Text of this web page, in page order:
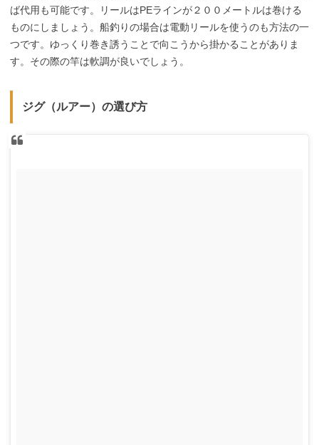
ば代用も可能です。リールはPEラインが２００メートルは巻ける
ものにしましょう。船釣りの場合は電動リールを使うのも方法の一
つです。ゆっくり巻き誘うことで向こうから掛かることがありま
す。その際の竿は軟調が良いでしょう。
ジグ（ルアー）の選び方